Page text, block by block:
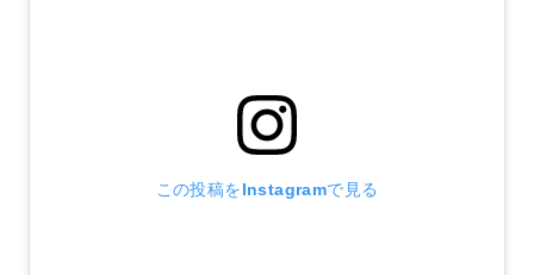
この投稿をInstagramで見る